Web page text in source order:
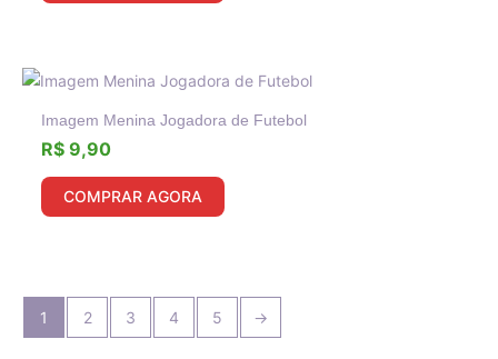
Imagem Menina Jogadora de Futebol
R$9,90
COMPRAR AGORA
1 2 3 4 5 →